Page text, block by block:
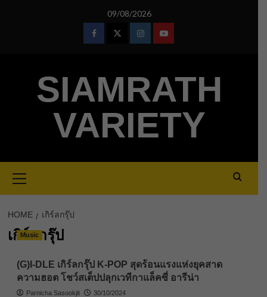
09/08/2026
FacebookTwitterInstagramYoutube
SIAMRATH
VARIETY
Menu
HOME เกิร์ลกรุ๊ป
เกิร์ลกรุ๊ป
Music
(G)I-DLE เกิร์ลกรุ๊ป K-POP สุดร้อนแรงแห่งยุคสาด
ความฮอต โชว์สเต็ปปลุกเวทีกาแล็คซี่ อารีน่า
Parnicha Sasookjit 30/10/2024